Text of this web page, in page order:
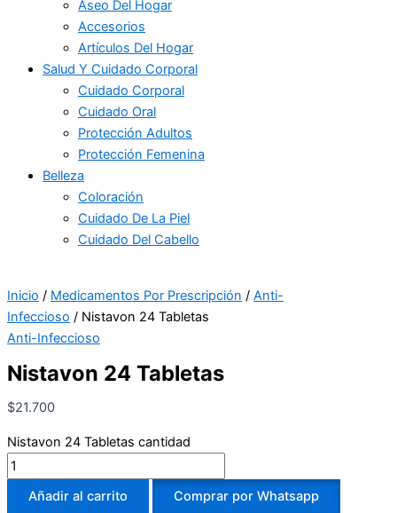
Aseo Del Hogar
Accesorios
Artículos Del Hogar
Salud Y Cuidado Corporal
Cuidado Corporal
Cuidado Oral
Protección Adultos
Protección Femenina
Belleza
Coloración
Cuidado De La Piel
Cuidado Del Cabello
Inicio / Medicamentos Por Prescripción / Anti-
Infeccioso / Nistavon 24 Tabletas
Anti-Infeccioso
Nistavon 24 Tabletas
$21.700
Nistavon 24 Tabletas cantidad
Añadir al carrito
Comprar por Whatsapp